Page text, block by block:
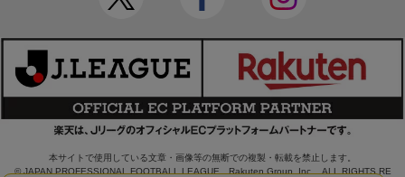
本サイトで使用している文章・画像等の無断での複製・転載を禁止します。
© JAPAN PROFESSIONAL FOOTBALL LEAGUE Rakuten Group, Inc. ALL RIGHTS RE